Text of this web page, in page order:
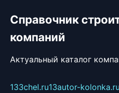
Справочник
компаний
Актуальный каталог
133chel.ru13autor-kolonka.ru